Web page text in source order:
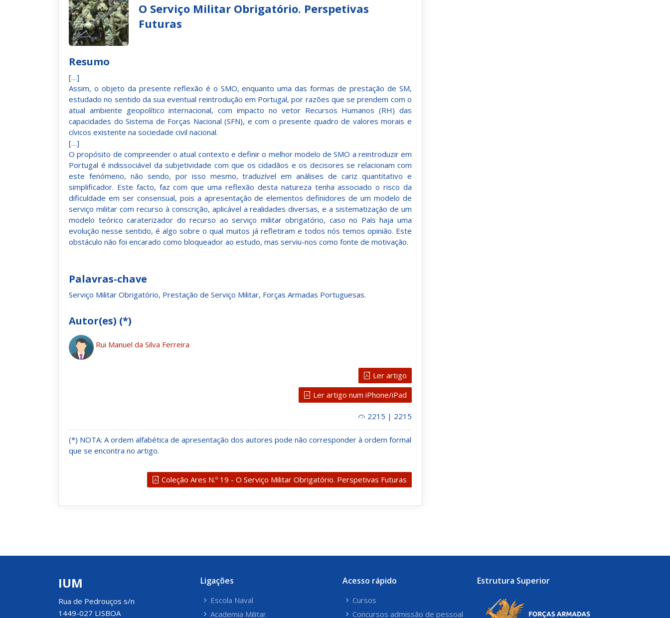
O Serviço Militar Obrigatório. Perspetivas
Futuras
Resumo
[…]
Assim, o objeto da presente reflexão é o SMO, enquanto uma das formas de prestação de SM,
estudado no sentido da sua eventual reintrodução em Portugal, por razões que se prendem com o
atual ambiente geopolítico internacional, com impacto no vetor Recursos Humanos (RH) das
capacidades do Sistema de Forças Nacional (SFN), e com o presente quadro de valores morais e
cívicos existente na sociedade civil nacional.
[…]
O propósito de compreender o atual contexto e definir o melhor modelo de SMO a reintroduzir em
Portugal é indissociável da subjetividade com que os cidadãos e os decisores se relacionam com
este fenómeno, não sendo, por isso mesmo, traduzível em análises de cariz quantitativo e
simplificador. Este facto, faz com que uma reflexão desta natureza tenha associado o risco da
dificuldade em ser consensual, pois a apresentação de elementos definidores de um modelo de
serviço militar com recurso à conscrição, aplicável a realidades diversas, e a sistematização de um
modelo teórico caraterizador do recurso ao serviço militar obrigatório, caso no País haja uma
evolução nesse sentido, é algo sobre o qual muitos já refletiram e todos nós temos opinião. Este
obstáculo não foi encarado como bloqueador ao estudo, mas serviu-nos como fonte de motivação.
Palavras-chave
Serviço Militar Obrigatório, Prestação de Serviço Militar, Forças Armadas Portuguesas.
Autor(es) (*)
Rui Manuel da Silva Ferreira
Ler artigo
Ler artigo num iPhone/iPad
2215 | 2215
(*) NOTA: A ordem alfabética de apresentação dos autores pode não corresponder à ordem formal
que se encontra no artigo.
Coleção Ares N.º 19 - O Serviço Militar Obrigatório. Perspetivas Futuras
IUM
Rua de Pedrouços s/n
1449-027 LISBOA
Ligações
Escola Naval
Academia Militar
Acesso rápido
Cursos
Concursos admissão de pessoal
Estrutura Superior